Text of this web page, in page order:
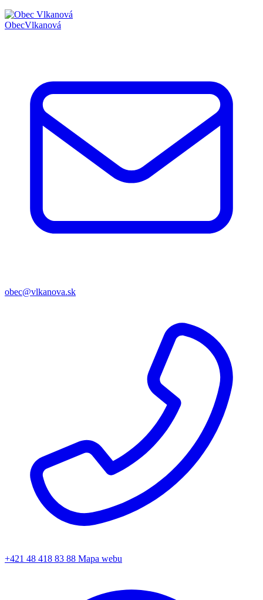
ObecVlkanová
obec@vlkanova.sk
+421 48 418 83 88 Mapa webu